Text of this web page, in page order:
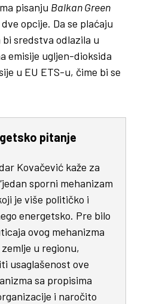
pisanju Balkan Green
opcije. Da se plaćaju
sredstva odlazila u
emisije ugljen-dioksida
u EU ETS-u, čime bi se
pitanje
Kovačević kaže za
sporni mehanizam
je više političko i
energetsko. Pre bilo
ovog mehanizma
u regionu,
usaglašenost ove
sa propisima
i naročito